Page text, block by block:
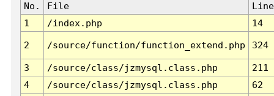
No. File
Line
1
/index.php 14
2 /source/function/function_extend.php 324
3 /source/class/jzmysql.class.php
211
4
/source/class/jzmysql.class.php
62